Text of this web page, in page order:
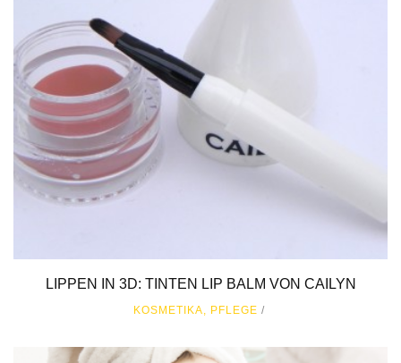
LIPPEN IN 3D: TINTEN LIP BALM VON CAILYN
KOSMETIKA, PFLEGE